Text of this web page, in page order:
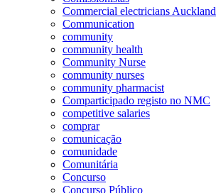
Commercial electricians Auckland
Communication
community
community health
Community Nurse
community nurses
community pharmacist
Comparticipado registo no NMC
competitive salaries
comprar
comunicação
comunidade
Comunitária
Concurso
Concurso Público